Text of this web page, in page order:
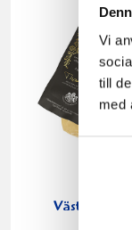
Vi
till
med